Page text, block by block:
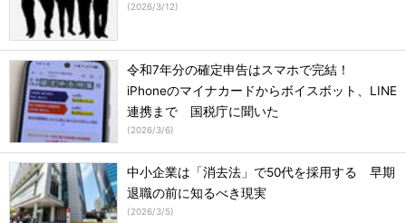
(2026/3/12)
令和7年分の確定申告はスマホで完結！
iPhoneのマイナカードからボイスボット、LINE
連携まで 国税庁に聞いた
(2026/3/6)
中小企業は「消去法」で50代を採用する 早期
退職の前に知るべき現実
(2026/3/5)